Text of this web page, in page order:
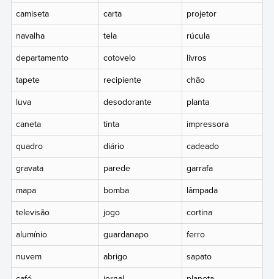
camiseta
carta
projetor
navalha
tela
rúcula
departamento
cotovelo
livros
tapete
recipiente
chão
luva
desodorante
planta
caneta
tinta
impressora
quadro
diário
cadeado
gravata
parede
garrafa
mapa
bomba
lâmpada
televisão
jogo
cortina
alumínio
guardanapo
ferro
nuvem
abrigo
sapato